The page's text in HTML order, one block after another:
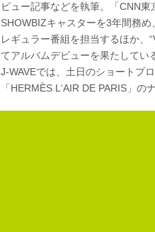
ビュー記事などを執筆。「CNN東
SHOWBIZキャスターを3年間務め
レギュラー番組を担当するほか、
てアルバムデビューを果たしてい
J-WAVEでは、土日のショートプ
「HERMÈS L‘AIR DE PARIS」